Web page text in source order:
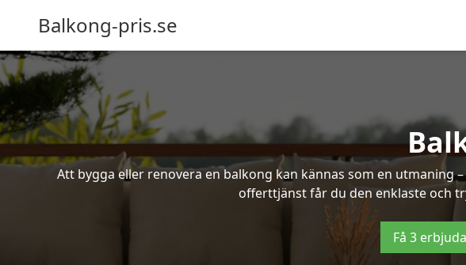
Balkong-pris.se
Att bygga eller renovera en balkong kan kännas som en
offerttjänst får du den enklaste och
Få 3